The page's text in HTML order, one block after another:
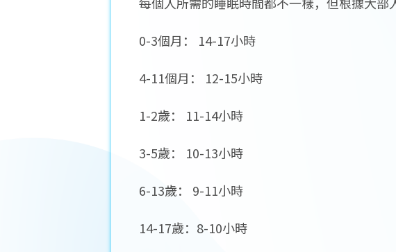
0-3個月： 14-17小時
4-11個月： 12-15小時
1-2歲： 11-14小時
3-5歲： 10-13小時
6-13歲： 9-11小時
14-17歲：8-10小時